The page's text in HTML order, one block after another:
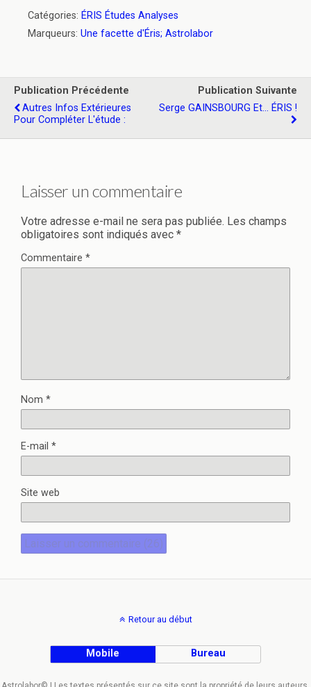
Catégories: ÉRIS Études Analyses
Marqueurs: Une facette d'Éris; Astrolabor
Publication Précédente
Autres Infos Extérieures
Pour Compléter L'étude :
Publication Suivante
Serge GAINSBOURG Et... ÉRIS !
Laisser un commentaire
Votre adresse e-mail ne sera pas publiée. Les champs
obligatoires sont indiqués avec *
Commentaire *
Nom *
E-mail *
Site web
Retour au début
Mobile Bureau